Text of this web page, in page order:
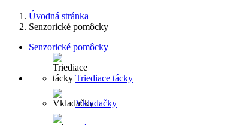
Úvodná stránka
Senzorické pomôcky
Senzorické pomôcky
Triediace tácky
Vkladačky